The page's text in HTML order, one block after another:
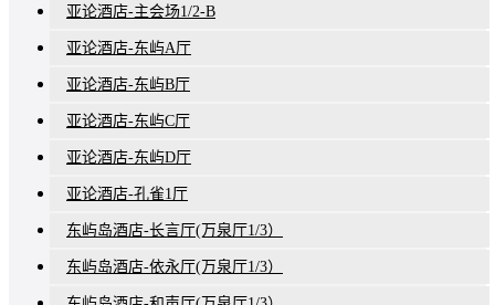
亚论酒店-主会场1/2-B
亚论酒店-东屿A厅
亚论酒店-东屿B厅
亚论酒店-东屿C厅
亚论酒店-东屿D厅
亚论酒店-孔雀1厅
东屿岛酒店-长言厅(万泉厅1/3）
东屿岛酒店-依永厅(万泉厅1/3）